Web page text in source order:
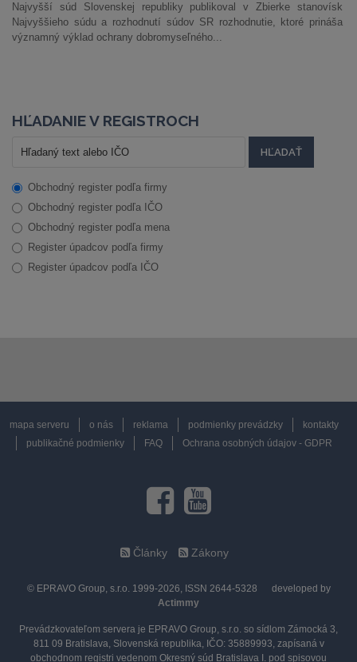
Najvyšší súd Slovenskej republiky publikoval v Zbierke stanovísk
Najvyššieho súdu a rozhodnutí súdov SR rozhodnutie, ktoré prináša
významný výklad ochrany dobromyseľného...
HĽADANIE V REGISTROCH
Obchodný register podľa firmy
Obchodný register podľa IČO
Obchodný register podľa mena
Register úpadcov podľa firmy
Register úpadcov podľa IČO
mapa serveru o nás reklama podmienky prevádzky
kontakty
publikačné podmienky
FAQ Ochrana osobných údajov - GDPR
Články Zákony
© EPRAVO Group, s.r.o. 1999-2026, ISSN 2644-5328
developed by
Actimmy
Prevádzkovateľom servera je EPRAVO Group, s.r.o. so sídlom Zámocká 3,
811 09 Bratislava, Slovenská republika, IČO: 35889993, zapísaná v
obchodnom registri vedenom Okresný súd Bratislava I. pod spisovou